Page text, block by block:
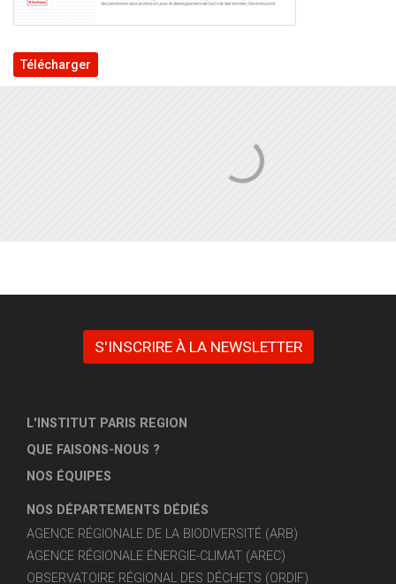
Télécharger
S'INSCRIRE À LA NEWSLETTER
L'INSTITUT PARIS REGION
QUE FAISONS-NOUS ?
NOS ÉQUIPES
NOS DÉPARTEMENTS DÉDIÉS
AGENCE RÉGIONALE DE LA BIODIVERSITÉ (ARB)
AGENCE RÉGIONALE ÉNERGIE-CLIMAT (AREC)
OBSERVATOIRE RÉGIONAL DES DÉCHETS (ORDIF)